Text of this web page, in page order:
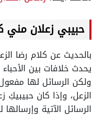
حبيبي زعلان
بالحديث عن كلام رضا
يحدث خلافات بين
ولكن الرسائل لها
الزعل، وإذا كان
الرسائل الآتية وإرسالها